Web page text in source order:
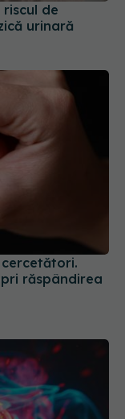
de
urinară
răspândirea